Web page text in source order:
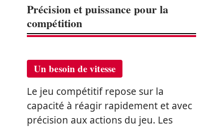
Précision et puissance pour la
compétition
Un besoin de vitesse
Le jeu compétitif repose sur la
capacité à réagir rapidement et avec
précision aux actions du jeu. Les